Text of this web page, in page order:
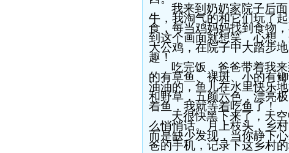
我来到奶奶家院子后
牛，我淘气的和它们玩了
食，每当鸡妈妈找到食物
到这个画面就想笑，心想
大公鸡，在院子中大踏步
趣！
吃完饭，爸爸带着我
的有草鱼、裸斑、小的有
油油的，鱼儿在水里快乐
和野草，五颜六色，漂亮
着鱼，我就等着吃鱼了！
天很快黑下来了，天
么悄悄话。月上枝头，乡
而是缺少发现，当你静下
爸的手机，记录下这乡村的